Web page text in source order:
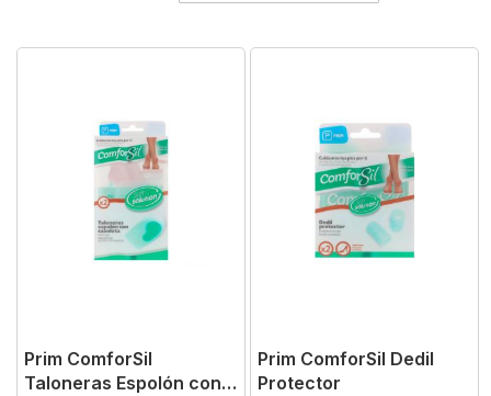
Prim ComforSil
Taloneras Espolón con
Prim ComforSil Dedil
Protector